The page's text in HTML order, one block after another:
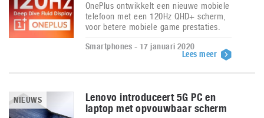
OnePlus ontwikkelt een nieuwe mobiele
telefoon met een 120Hz QHD+ scherm,
voor betere mobiele game prestaties.
Smartphones - 17 januari 2020
Lees meer
NIEUWS
Lenovo introduceert 5G PC en
laptop met opvouwbaar scherm